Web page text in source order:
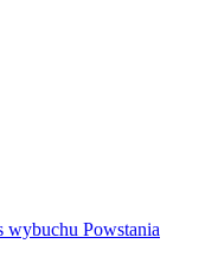
wybuchu Powstania